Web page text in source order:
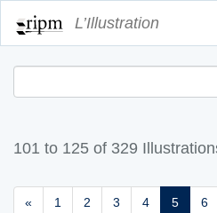
L’Illustration
101 to 125 of 329
« 1 2 3 4 5 6